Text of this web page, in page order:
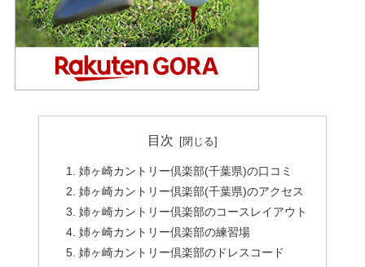
目次
姉ヶ崎カントリー倶楽部(千葉県)の口コミ
姉ヶ崎カントリー倶楽部(千葉県)のアクセス
姉ヶ崎カントリー倶楽部のコースレイアウト
姉ヶ崎カントリー倶楽部の練習場
姉ヶ崎カントリー倶楽部のドレスコード